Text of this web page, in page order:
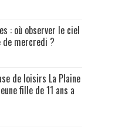
: où observer le ciel
de mercredi ?
de loisirs La Plaine
fille de 11 ans a